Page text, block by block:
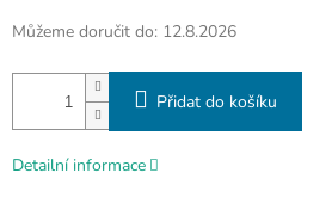
Můžeme doručit do: 12.8.2026
Přidat do košíku
Detailní informace